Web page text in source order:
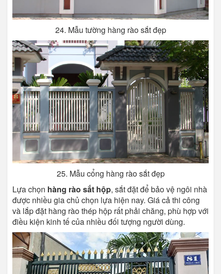
24. Mẫu tường hàng rào sắt đẹp
25. Mẫu cổng hàng rào sắt đẹp
Lựa chọn hàng rào sắt hộp, sắt đặt để bảo vệ ngôi nhà
được nhiều gia chủ chọn lựa hiện nay. Giá cả thi công
và lắp đặt hàng rào thép hộp rất phải chăng, phù hợp với
điều kiện kinh tế của nhiều đối tượng người dùng.